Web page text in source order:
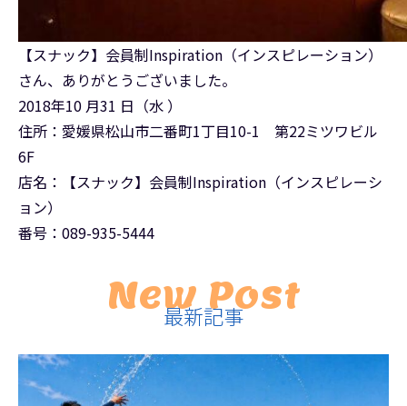
【スナック】会員制Inspiration（インスピレーション）
さん、ありがとうございました。
2018年10 月31 日（水 ）
住所：愛媛県松山市二番町1丁目10-1 第22ミツワビル
6F
店名：【スナック】会員制Inspiration（インスピレーシ
ョン）
番号：089-935-5444
New Post
最新記事